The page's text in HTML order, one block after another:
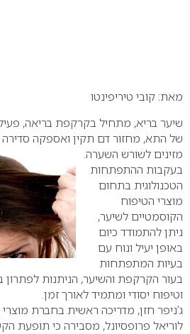
מאת: קובי טיריפינטו
שיער בריא, מתחיל בקרקפת בריאה,
של התא, מחזור דם תקין ואספקה
מזינים לשורש השערה.
בעקבות ההתפתחות
הטכנולוגית בתחום
מוצרי הטיפוח
הקוסמטיים לשיער,
ניתן להתמודד כיום
באופן יעיל ונוח עם
בעיות המתפתחות
בעור הקרקפת והשיער, הניתנות לפתרון
וטיפוח יסודי ומתמיד לאורך זמן.
ג’ניפר חזן, מדריכה ראשית בחברת
לוריאל פרופסיונל, מסבירה כי תופעת